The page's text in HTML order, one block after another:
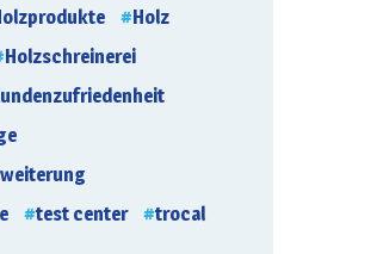
Holz
Holzschreinerei
test center trocal